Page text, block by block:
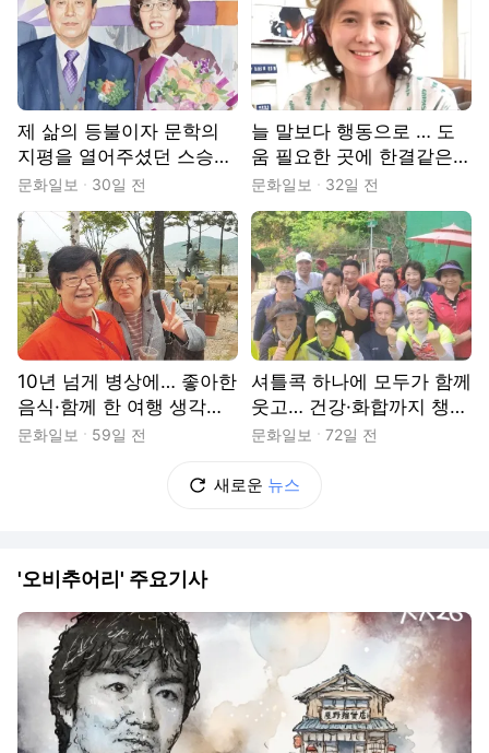
제 삶의 등불이자 문학의
지평을 열어주셨던 스승님
[그립습니다]
문화일보 30일 전
늘 말보다 행동으로 … 도
움 필요한 곳에 한결같은
인술 베풀어[그립습니다]
문화일보 32일 전
10년 넘게 병상에… 좋아한
음식·함께 한 여행 생각하
니 먹먹[그립습니다]
문화일보 59일 전
셔틀콕 하나에 모두가 함께
웃고… 건강·화합까지 챙겨
요[그립습니다]
문화일보 72일 전
새로운 뉴스
'오비추어리' 주요기사